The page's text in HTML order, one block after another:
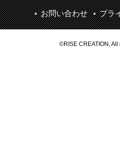
お問い合わせ プラ
©RISE CREATION,